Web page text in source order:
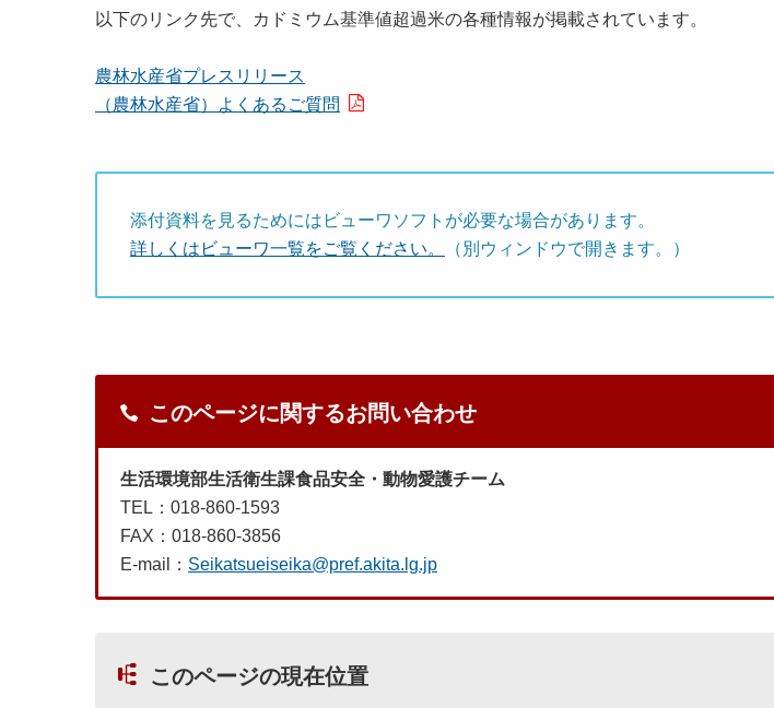
以下のリンク先で、カドミウム基準値超過米の各種情報が掲載されています。
農林水産省プレスリリース
（農林水産省）よくあるご質問
添付資料を見るためにはビューワソフトが必要な場合があります。
詳しくはビューワ一覧をご覧ください。
（別ウィンドウで開きます。）
このページに関するお問い合わせ
生活環境部生活衛生課食品安全・動物愛護チーム
TEL：018-860-1593
FAX：018-860-3856
E-mail： Seikatsueiseika@pref.akita.lg.jp
このページの現在位置